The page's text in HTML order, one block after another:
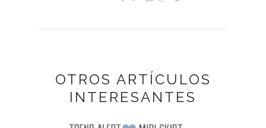
OTROS ARTÍCULOS
INTERESANTES